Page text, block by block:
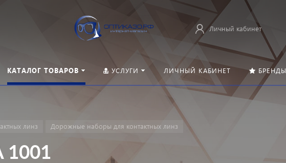
Личный кабинет
КАТАЛОГ ТОВАРОВ УСЛУГИ ЛИЧНЫЙ КАБИНЕТ БРЕНДЫ
линз Дорожные наборы для контактных линз
1001